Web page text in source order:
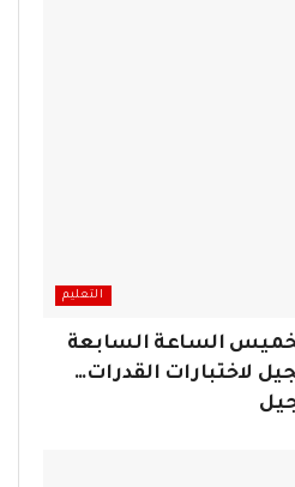
التعليم
الساعة السابعة
لاختبارات القدرات…